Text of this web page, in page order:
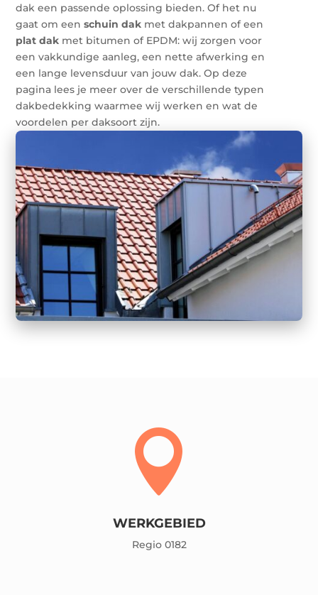
dak een passende oplossing bieden. Of het nu
gaat om eenschuin dak met dakpannen of een
plat dak met bitumen of EPDM: wij zorgen voor
een vakkundige aanleg, een nette afwerking en
een lange levensduur van jouw dak. Op deze
pagina lees je meer over de verschillende typen
dakbedekking waarmee wij werken en wat de
voordelen per daksoort zijn.

WERKGEBIED
Regio 0182